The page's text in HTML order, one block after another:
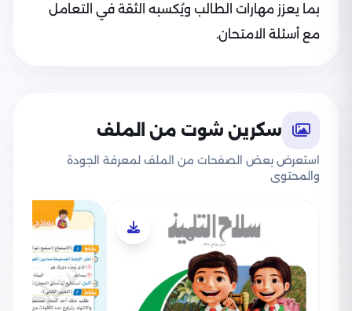
بما يعزز مهارات الطالب ويُكسبه الثقة في التعامل
مع أسئلة الامتحان.
سكرين شوت من الملف
استعرض بعض الصفحات من الملف لمعرفة الجودة
والمحتوى